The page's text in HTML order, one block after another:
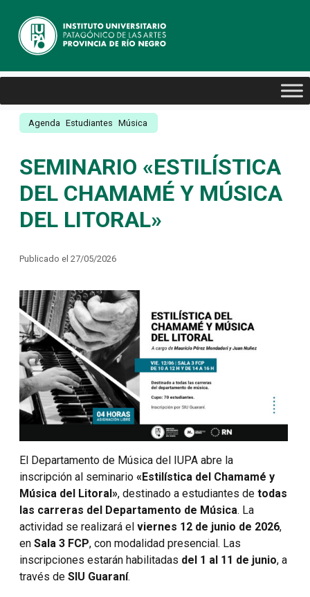
Agenda Estudiantes Música
SEMINARIO «ESTILÍSTICA
DEL CHAMAMÉ Y MÚSICA
DEL LITORAL»
Publicado el 27/05/2026
El Departamento de Música del IUPA abre la
inscripción al seminario «Estilística del Chamamé y
Música del Litoral», destinado a estudiantes de todas
las carreras del Departamento de Música. La
actividad se realizará el viernes 12 de junio de 2026,
en Sala 3 FCP, con modalidad presencial. Las
inscripciones estarán habilitadas del 1 al 11 de junio, a
través de SIU Guaraní.